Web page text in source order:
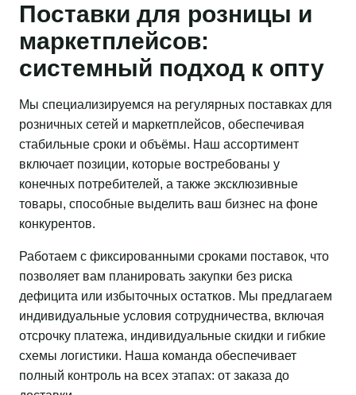
Поставки для розницы и
маркетплейсов:
системный подход к опту
Мы специализируемся на регулярных поставках для
розничных сетей и маркетплейсов, обеспечивая
стабильные сроки и объёмы. Наш ассортимент
включает позиции, которые востребованы у
конечных потребителей, а также эксклюзивные
товары, способные выделить ваш бизнес на фоне
конкурентов.
Работаем с фиксированными сроками поставок, что
позволяет вам планировать закупки без риска
дефицита или избыточных остатков. Мы предлагаем
индивидуальные условия сотрудничества, включая
отсрочку платежа, индивидуальные скидки и гибкие
схемы логистики. Наша команда обеспечивает
полный контроль на всех этапах: от заказа до